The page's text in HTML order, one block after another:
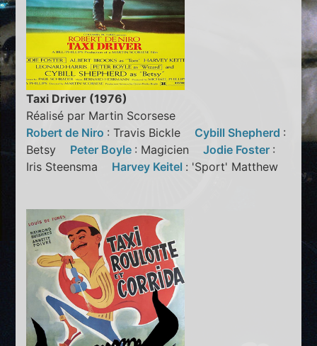
Taxi Driver (1976)
Réalisé par Martin Scorsese
Robert de Niro : Travis Bickle Cybill Shepherd :
Betsy Peter Boyle : MagicienJodie Foster :
Iris Steensma Harvey Keitel : 'Sport' Matthew